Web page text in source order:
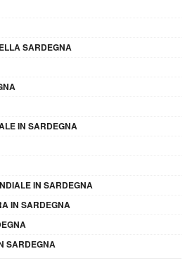
SARDEGNA
IN SARDEGNA
IN SARDEGNA
IN SARDEGNA
SARDEGNA